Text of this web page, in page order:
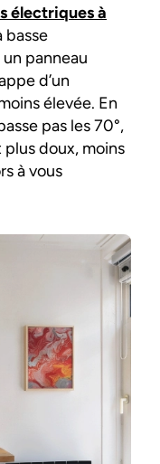
électriques à
basse
panneau
d’un
élevée. En
pas les 70°,
doux, moins
à vous